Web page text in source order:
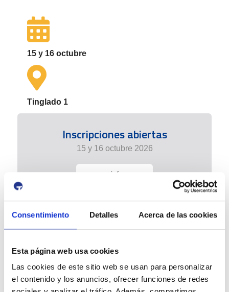
Consentimiento Detalles Acerca de las cookies
Esta página web usa cookies
Las cookies de este sitio web se usan para personalizar
el contenido y los anuncios, ofrecer funciones de redes
15 y 16 octubre
Tinglado 1
Inscripciones abiertas
15 y 16 octubre 2026
+info